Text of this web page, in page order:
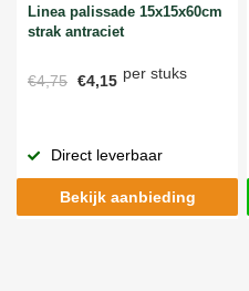
Linea palissade 15x15x60cm
strak antraciet
€4,75 €4,15 per stuks
Direct leverbaar
Bekijk aanbieding